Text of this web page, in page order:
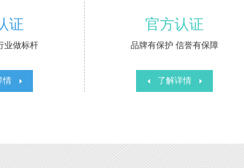
证
业做标杆
情
官方认证
品牌有保护 信誉有保障
了解详情